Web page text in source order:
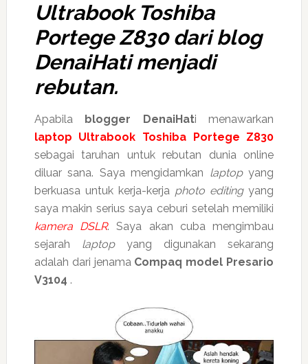
Ultrabook Toshiba
Portege Z830 dari blog
DenaiHati menjadi
rebutan.
Apabila blogger DenaiHati menawarkan
laptop Ultrabook Toshiba Portege Z830
sebagai taruhan untuk rebutan dunia online
diluar sana. Saya mengidamkan laptopyang
berkuasa untuk kerja-kerja photo editingyang
saya makin serius saya ceburi setelah memiliki
kamera DSLR. Saya akan cuba mengimbau
sejarah laptopyang digunakan sekarang
adalah dari jenama Compaq model Presario
V3104 .